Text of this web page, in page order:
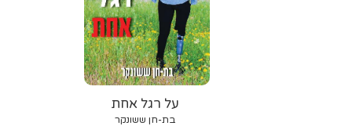
על רגל אחת
בת-חן ששונקר